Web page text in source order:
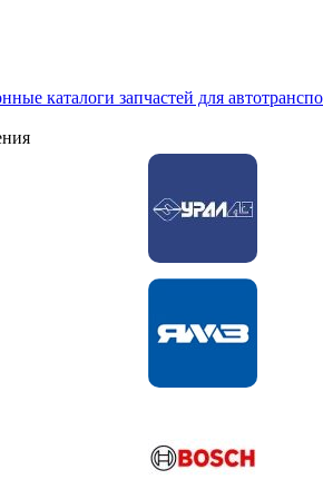
каталоги запчастей для